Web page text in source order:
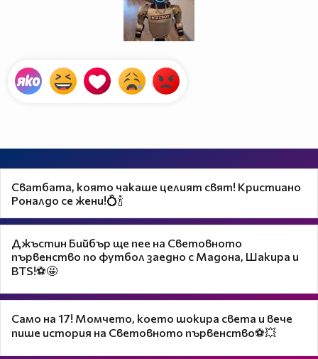
Сватбата, която чакаше целият свят! Кристиано
Роналдо се жени!💍🍾
Джъстин Бийбър ще пее на Световното
първенство по футбол заедно с Мадона, Шакира и
BTS!⚽🤩
Само на 17! Момчето, което шокира света и вече
пише история на Световното първенство⚽💥